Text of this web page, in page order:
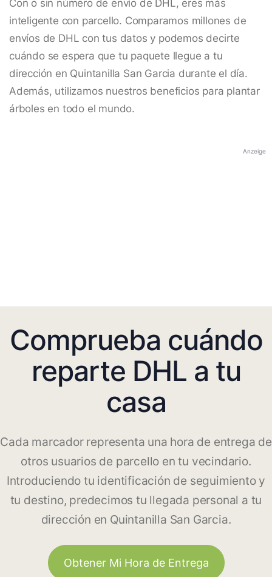
Con o sin número de envío de DHL, eres más
inteligente con parcello. Comparamos millones de
envíos de DHL con tus datos y podemos decirte
cuándo se espera que tu paquete llegue a tu
dirección en Quintanilla San Garcia durante el día.
Además, utilizamos nuestros beneficios para plantar
árboles en todo el mundo.
Anzeige
Comprueba cuándo
reparte DHL a tu
casa
Cada marcador representa una hora de entrega de
otros usuarios de parcello en tu vecindario.
Introduciendo tu identificación de seguimiento y
tu destino, predecimos tu llegada personal a tu
dirección en Quintanilla San Garcia.
Obtener Mi Hora de Entrega